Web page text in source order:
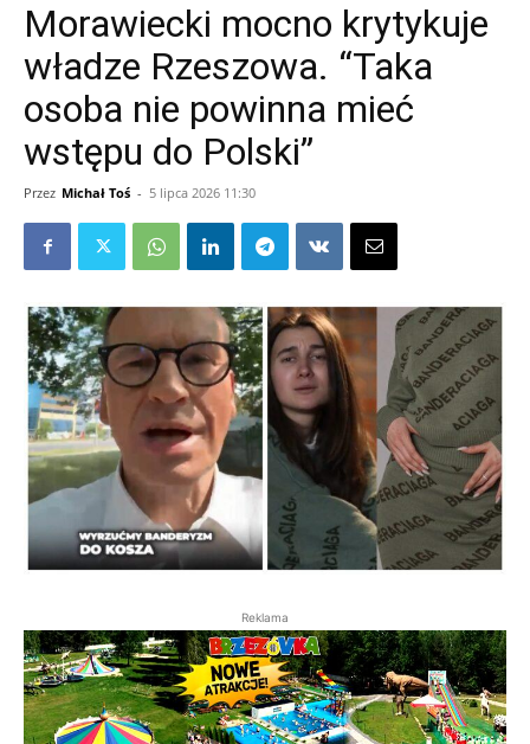
Morawiecki mocno krytykuje
władze Rzeszowa. “Taka
osoba nie powinna mieć
wstępu do Polski”
Przez Michał Toś - 5 lipca 2026 11:30
Reklama